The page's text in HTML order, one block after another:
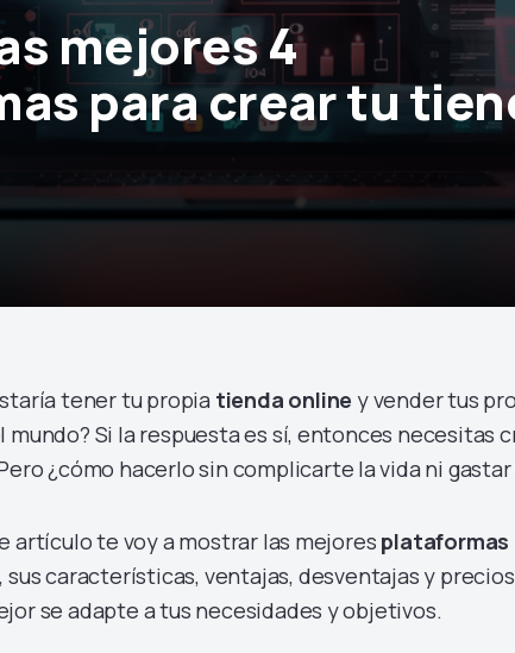
mejores 4
para crear tu
tener tu propia tienda online y vender tus
mundo? Si la respuesta es sí, entonces necesitas
¿cómo hacerlo sin complicarte la vida ni
artículo te voy a mostrar las mejores plataformas
, sus características, ventajas, desventajas y
se adapte a tus necesidades y objetivos.